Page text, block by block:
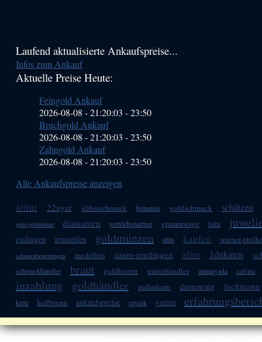
Haupt-
Sidebar
Laufend aktualisierte Ankaufspreise...
Infos zum Ankauf
Aktuelle Preise Heute:
Feingold Ankauf
2026-08-08 - 21:20:03 -23:50
Bruchgold Ankauf
2026-08-08 - 21:20:03 -23:50
Zahngold Ankauf
2026-08-08 - 21:20:03 -23:50
Alle Ankaufspreise anzeigen
altini 22ayar silberschmuck britannia goldschmuck schätzen
gold-goldmünze diamanten vertriebspartner grammwage tam
esslingen armreifen goldmünzen altin kaufen wiener-
schmuckbewertungen modelleri raum-reutlingen alim 1dukaten
schmuckhändler braut goldbarren münzhändler almanyada satimi
inzahlung goldhändler palladium damenring fachmann
kette heilbronn ankaufspreise ceyrek yarim